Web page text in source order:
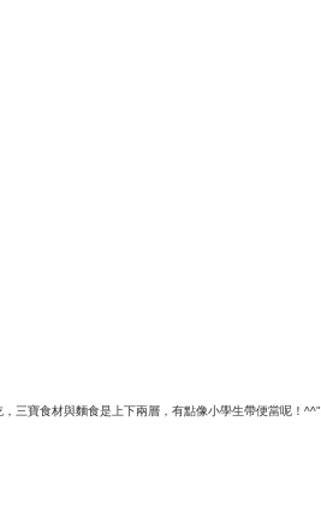
三寶食材與麵食是上下兩層，有點像小學生帶便當呢！^^"